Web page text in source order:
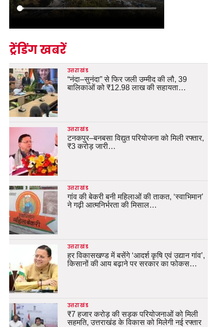
ट्रेंडिंग खबरें
उत्तराखंड
“नंदा–सुनंदा” से फिर जली उम्मीद की लौ, 39
बालिकाओं को ₹12.98 लाख की सहायता…
उत्तराखंड
टनकपुर–बनबसा विद्युत परियोजना को मिली रफ्तार,
₹3 करोड़ जारी…
उत्तराखंड
गांव की बेकरी बनी महिलाओं की ताकत, ‘स्वाभिमान’
ने गढ़ी आत्मनिर्भरता की मिसाल…
उत्तराखंड
हर विकासखण्ड में बसेंगे ‘आदर्श कृषि एवं उद्यान गांव’,
किसानों की आय बढ़ाने पर सरकार का फोकस…
उत्तराखंड
₹7 हजार करोड़ की सड़क परियोजनाओं को मिली
सहमति, उत्तराखंड के विकास को मिलेगी नई रफ्तार